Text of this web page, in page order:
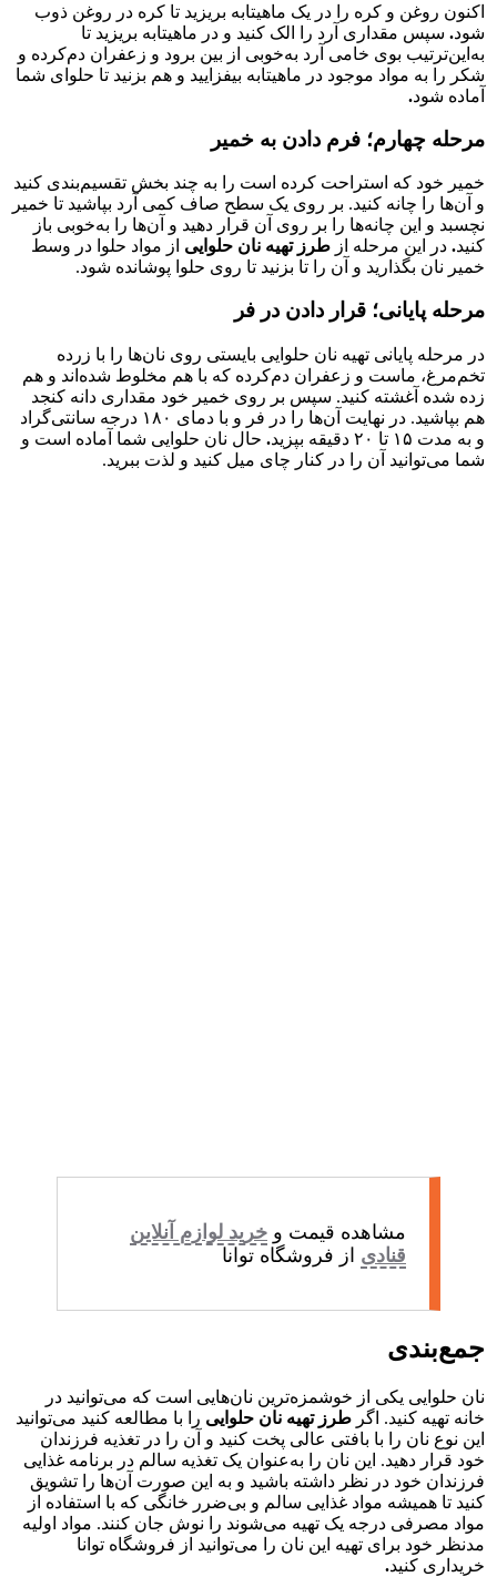
اکنون روغن و کره را در یک ماهیتابه بریزید تا کره در روغن ذوب
شود. سپس مقداری آرد را الک کنید و در ماهیتابه بریزید تا
به‌این‌ترتیب بوی خامی آرد به‌خوبی از بین برود و زعفران دم‌کرده و
شکر را به مواد موجود در ماهیتابه بیفزایید و هم بزنید تا حلوای شما
آماده شود.
مرحله چهارم؛ فرم دادن به خمیر
خمیر خود که استراحت کرده است را به چند بخش تقسیم‌بندی کنید
و آن‌ها را چانه کنید. بر روی یک سطح صاف کمی آرد بپاشید تا خمیر
نچسبد و این چانه‌ها را بر روی آن قرار دهید و آن‌ها را به‌خوبی باز
کنید. در این مرحله از طرز تهیه نان حلوایی از مواد حلوا در وسط
خمیر نان بگذارید و آن را تا بزنید تا روی حلوا پوشانده شود.
مرحله پایانی؛ قرار دادن در فر
در مرحله پایانی تهیه نان حلوایی بایستی روی نان‌ها را با زرده
تخم‌مرغ، ماست و زعفران دم‌کرده که با هم مخلوط شده‌اند و هم
زده شده آغشته کنید. سپس بر روی خمیر خود مقداری دانه کنجد
هم بپاشید. در نهایت آن‌ها را در فر و با دمای ۱۸۰ درجه سانتی‌گراد
و به مدت ۱۵ تا ۲۰ دقیقه بپزید
. حال نان حلوایی شما آماده است و
شما می‌توانید آن را در کنار چای میل کنید و لذت ببرید.
مشاهده قیمت و خرید لوازم آنلاین
قنادی از فروشگاه توانا
جمع‌بندی
نان حلوایی یکی از خوشمزه‌ترین نان‌هایی است که می‌توانید در
خانه تهیه کنید. اگر طرز تهیه نان حلوایی را با مطالعه کنید می‌توانید
این نوع نان را با بافتی عالی پخت کنید و آن را در تغذیه فرزندان
خود قرار دهید. این نان را به‌عنوان یک تغذیه سالم در برنامه غذایی
فرزندان خود در نظر داشته باشید و به این صورت آن‌ها را تشویق
کنید تا همیشه مواد غذایی سالم و بی‌ضرر خانگی که با استفاده از
مواد مصرفی درجه یک تهیه می‌شوند را نوش جان کنند. مواد اولیه
مدنظر خود برای تهیه این نان را می‌توانید از فروشگاه توانا
خریداری کنید.